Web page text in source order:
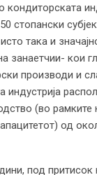
кондиторската
стопански
така и
занаетчии- кои
производи и
индустрија
(во рамките
од
под притисок